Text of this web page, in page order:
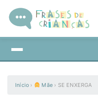
Início › Mãe › SE ENXERGA